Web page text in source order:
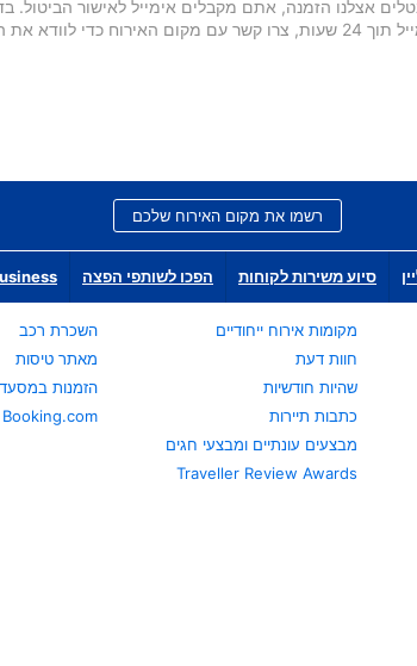
אצלנו הזמנה, אתם מקבלים אימייל לאישור
כדי לוודא את הביטול.
רשמו את מקום האירוח שלכם
סיוע משירות לקוחות הפכו לשותפי הפצה
מקומות אירוח ייחודיים
חוות דעת
שהיות חודשיות
כתבות תיירות
מבצעים עונתיים ומבצעי חגים
Traveller Review Awards
השכרת רכב
מאתר טיסות
הזמנות
Booking.com לסוכני נסיעות